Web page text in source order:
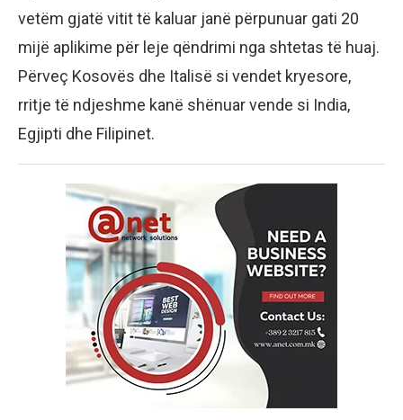
vetëm gjatë vitit të kaluar janë përpunuar gati 20
mijë aplikime për leje qëndrimi nga shtetas të huaj.
Përveç Kosovës dhe Italisë si vendet kryesore,
rritje të ndjeshme kanë shënuar vende si India,
Egjipti dhe Filipinet.